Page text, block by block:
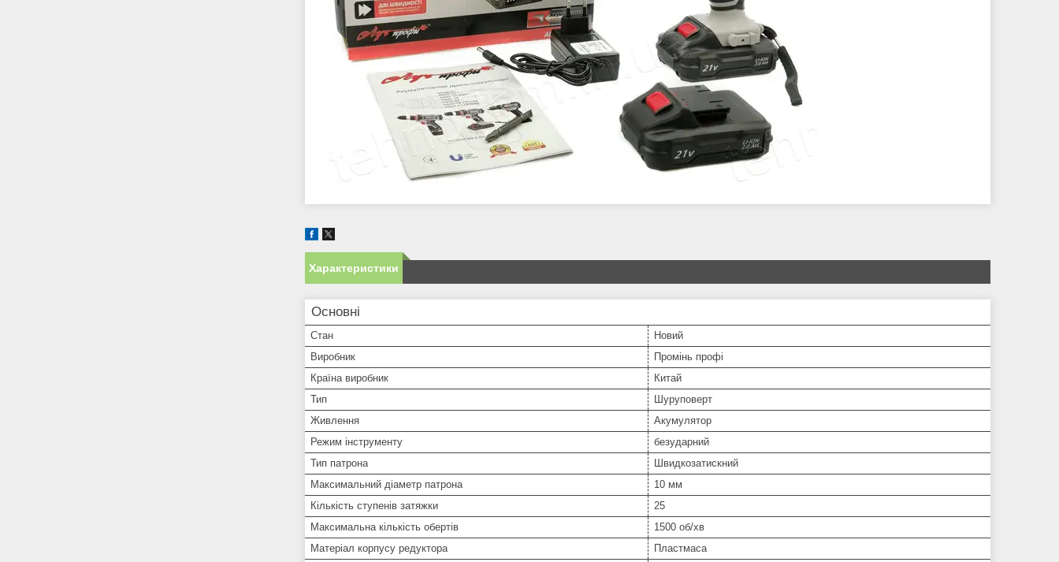
Характеристики
Основні
Стан
Новий
Виробник
Промінь профі
Країна виробник
Китай
Тип
Шуруповерт
Живлення
Акумулятор
Режим інструменту
безударний
Тип патрона
Швидкозатискний
Максимальний діаметр патрона
10 мм
Кількість ступенів затяжки
25
Максимальна кількість обертів
1500 об/хв
Матеріал корпусу редуктора
Пластмаса